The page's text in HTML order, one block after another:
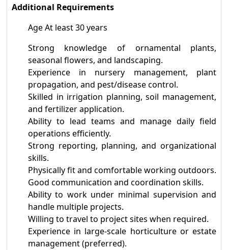
Additional Requirements
Age At least 30 years
Strong knowledge of ornamental plants,
seasonal flowers, and landscaping.
Experience in nursery management, plant
propagation, and pest/disease control.
Skilled in irrigation planning, soil management,
and fertilizer application.
Ability to lead teams and manage daily field
operations efficiently.
Strong reporting, planning, and organizational
skills.
Physically fit and comfortable working outdoors.
Good communication and coordination skills.
Ability to work under minimal supervision and
handle multiple projects.
Willing to travel to project sites when required.
Experience in large-scale horticulture or estate
management (preferred).